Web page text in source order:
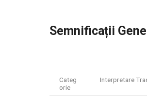
Semnificații
Categ
orie
Interpretare